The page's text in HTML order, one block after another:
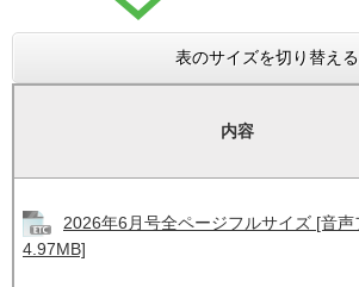
表のサイズを切り替える
内容
2026年6月号全ページフルサイズ [音声
4.97MB]